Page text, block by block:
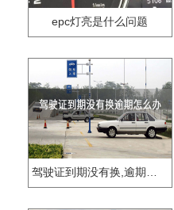
epc灯亮是什么问题